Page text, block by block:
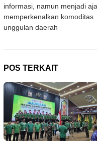
informasi, namun menjadi
memperkenalkan komoditas
unggulan daerah
POS TERKAIT